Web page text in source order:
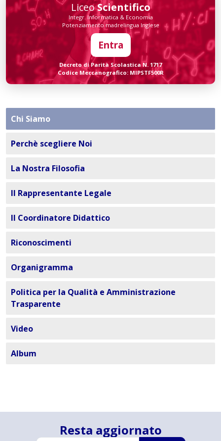
LiceoScientifico
Integr. Informatica & Economia
Potenziamento madrelingua Inglese
Entra
Decreto di Parità Scolastica N. 1717
Codice Meccanografico: MIPSTF500R
Chi Siamo
Perchè scegliere Noi
La Nostra Filosofia
Il Rappresentante Legale
Il Coordinatore Didattico
Riconoscimenti
Organigramma
Politica per la Qualità e Amministrazione
Trasparente
Video
Album
Resta aggiornato